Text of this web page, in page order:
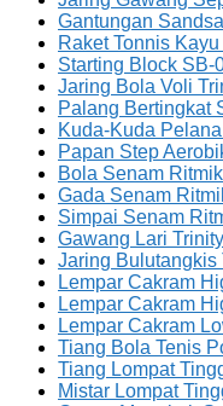
Gantungan
Raket Tonnis
Starting Block SB-
Jaring Bola Voli
Palang Bertingkat
Kuda-Kuda
Papan Step
Bola Senam
Gada Senam
Simpai Senam
Gawang Lari
Jaring Bulutangkis
Lempar Cakram
Lempar Cakram
Lempar Cakram
Tiang Bola Tenis
Tiang Lompat
Mistar Lompat